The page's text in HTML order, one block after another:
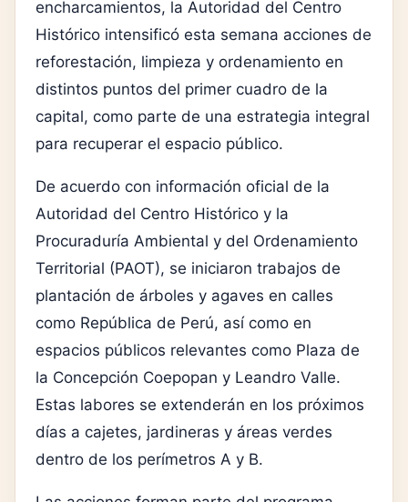
encharcamientos, la Autoridad del Centro
Histórico intensificó esta semana acciones de
reforestación, limpieza y ordenamiento en
distintos puntos del primer cuadro de la
capital, como parte de una estrategia integral
para recuperar el espacio público.
De acuerdo con información oficial de la
Autoridad del Centro Histórico y la
Procuraduría Ambiental y del Ordenamiento
Territorial (PAOT), se iniciaron trabajos de
plantación de árboles y agaves en calles
como República de Perú, así como en
espacios públicos relevantes como Plaza de
la Concepción Coepopan y Leandro Valle.
Estas labores se extenderán en los próximos
días a cajetes, jardineras y áreas verdes
dentro de los perímetros A y B.